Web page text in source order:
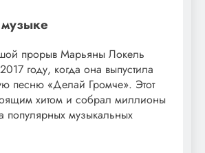
прорыв Марьяны Локель
году, когда она выпустила
песню «Делай Громче». Этот
хитом и собрал миллионы
популярных музыкальных